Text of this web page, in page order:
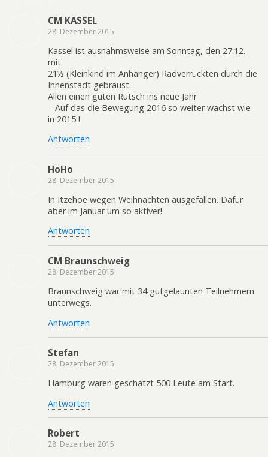
CM KASSEL
28. Dezember 2015
Kassel ist ausnahmsweise am Sonntag, den 27.12.
mit
21½ (Kleinkind im Anhänger) Radverrückten durch die
Innenstadt gebraust.
Allen einen guten Rutsch ins neue Jahr
– Auf das die Bewegung 2016 so weiter wächst wie
in 2015 !
Antworten
HoHo
28. Dezember 2015
In Itzehoe wegen Weihnachten ausgefallen. Dafür
aber im Januar um so aktiver!
Antworten
CM Braunschweig
28. Dezember 2015
Braunschweig war mit 34 gutgelaunten Teilnehmern
unterwegs.
Antworten
Stefan
28. Dezember 2015
Hamburg waren geschätzt 500 Leute am Start.
Antworten
Robert
28. Dezember 2015